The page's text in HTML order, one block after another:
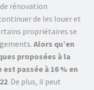
rénovation
de les louer et
propriétaires se
Alors qu’en
proposées à la
passée à 16 % en
. De plus, il peut